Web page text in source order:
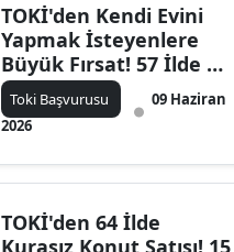
Gaziantep
Giresun
Gümüşhane
Isparta
TOKİ'den Kendi Evini
Yapmak İsteyenlere
Büyük Fırsat! 57 İlde 10
Bin TL'den Başlayan
Taksitlerle Arsa Satışı
Başladı
Toki Başvurusu
09 Haziran
2026
TOKİ'den 64 İlde
Kurasız Konut Satışı! 15